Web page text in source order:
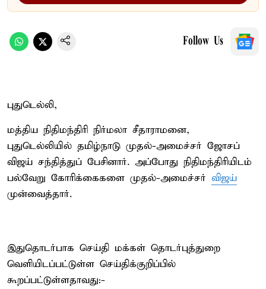
Follow Us
புதுடெல்லி,
மத்திய நிதிமந்திரி நிர்மலா சீதாராமனை,
புதுடெல்லியில் தமிழ்நாடு முதல்-அமைச்சர் ஜோசப்
விஜய் சந்தித்துப் பேசினார். அப்போது நிதிமந்திரியிடம்
பல்வேறு கோரிக்கைகளை முதல்-அமைச்சர் விஜய்
முன்வைத்தார்.
இதுதொடர்பாக செய்தி மக்கள் தொடர்புத்துறை
வெளியிடப்பட்டுள்ள செய்திக்குறிப்பில்
கூறப்பட்டுள்ளதாவது:-